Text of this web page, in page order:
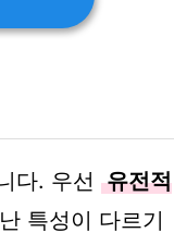
다. 우선 유전적
특성이 다르기